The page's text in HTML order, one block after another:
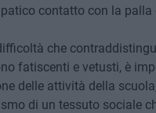
contatto con la palla
che
fatiscenti e vetusti, è
delle attività della
di un tessuto sociale